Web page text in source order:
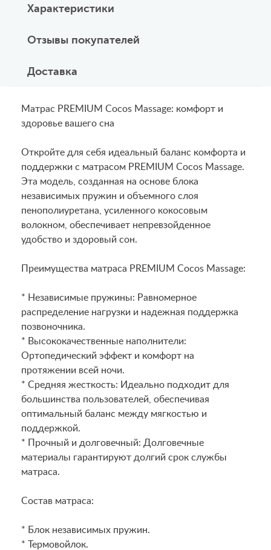
Характеристики
Отзывы покупателей
Доставка
Матрас PREMIUM Cocos Massage: комфорт и
здоровье вашего сна
Откройте для себя идеальный баланс комфорта и
поддержки с матрасом PREMIUM Cocos Massage.
Эта модель, созданная на основе блока
независимых пружин и объемного слоя
пенополиуретана, усиленного кокосовым
волокном, обеспечивает непревзойденное
удобство и здоровый сон.
Преимущества матраса PREMIUM Cocos Massage:
* Независимые пружины: Равномерное
распределение нагрузки и надежная поддержка
позвоночника.
* Высококачественные наполнители:
Ортопедический эффект и комфорт на
протяжении всей ночи.
* Средняя жесткость: Идеально подходит для
большинства пользователей, обеспечивая
оптимальный баланс между мягкостью и
поддержкой.
* Прочный и долговечный: Долговечные
материалы гарантируют долгий срок службы
матраса.
Состав матраса:
* Блок независимых пружин.
* Термовойлок.